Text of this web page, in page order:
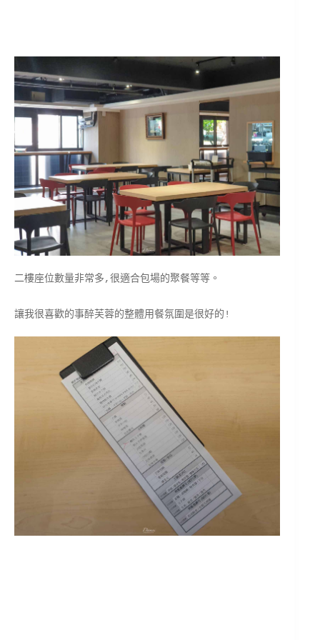
二樓座位數量非常多,很適合包場的聚餐等等。
讓我很喜歡的事醉芙蓉的整體用餐氛圍是很好的!